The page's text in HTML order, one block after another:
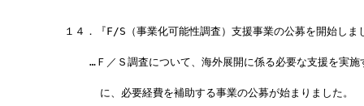
１４．『F/S（事業化可能性調査）支援事業の公募を開始しま
…Ｆ／Ｓ調査について、海外展開に係る必要な支援を実施
に、必要経費を補助する事業の公募が始まりました。